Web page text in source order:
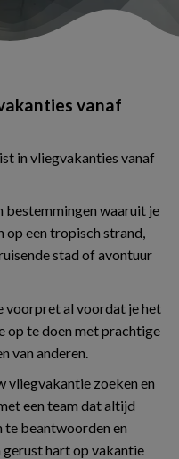
vanaf
in vliegvakanties vanaf
bestemmingen waaruit je
op een tropisch strand,
stad of avontuur
voorpret al voordat je het
op te doen met prachtige
van anderen.
vliegvakantie zoeken en
een team dat altijd
te beantwoorden en
hart op vakantie